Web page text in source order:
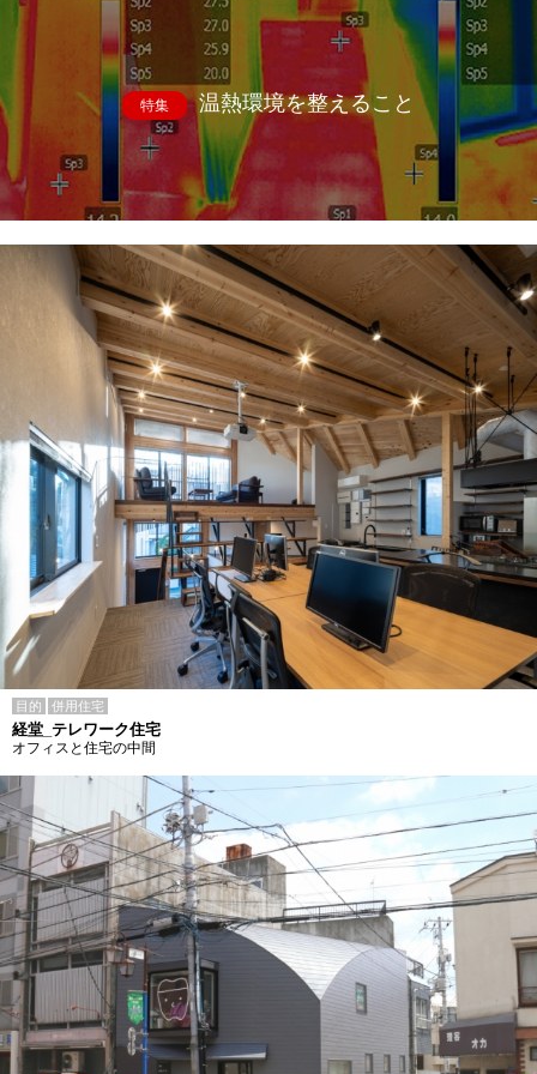
特集 温熱環境を整えること
目的 併用住宅
経堂_テレワーク住宅
オフィスと住宅の中間